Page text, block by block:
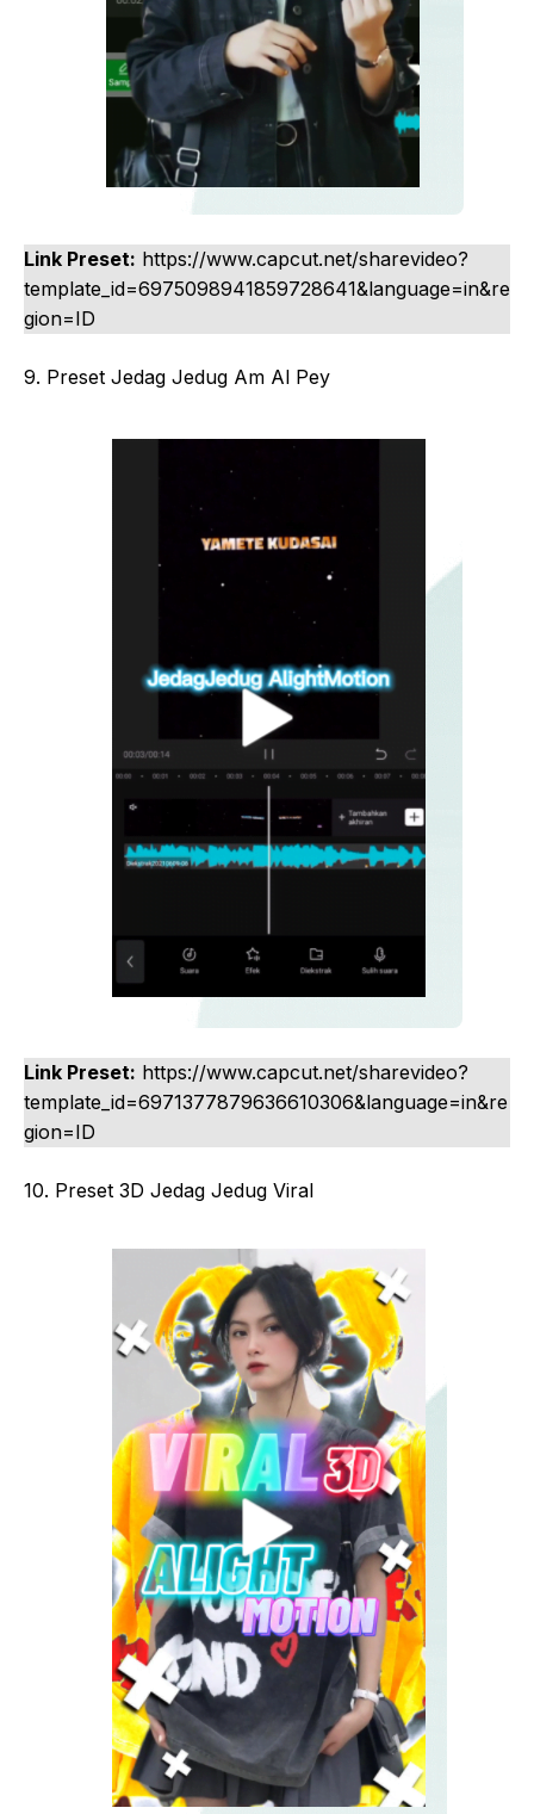
Link Preset: https://www.capcut.net/sharevideo?
template_id=6975098941859728641&language=in&re
gion=ID
9. Preset Jedag Jedug Am Al Pey
Link Preset: https://www.capcut.net/sharevideo?
template_id=6971377879636610306&language=in&re
gion=ID
10. Preset 3D Jedag Jedug Viral